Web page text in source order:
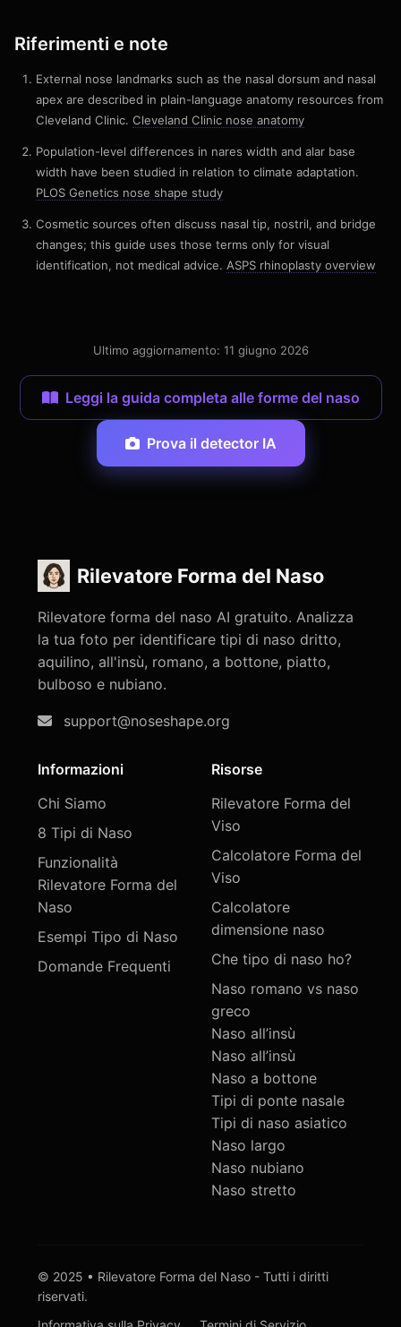
Riferimenti e note
External nose landmarks such as the nasal dorsum and nasal
apex are described in plain-language anatomy resources from
Cleveland Clinic. Cleveland Clinic nose anatomy
Population-level differences in nares width and alar base
width have been studied in relation to climate adaptation.
PLOS Genetics nose shape study
Cosmetic sources often discuss nasal tip, nostril, and bridge
changes; this guide uses those terms only for visual
identification, not medical advice. ASPS rhinoplasty overview
Ultimo aggiornamento: 11 giugno 2026
Leggi la guida completa alle forme del naso
Prova il detector IA
Rilevatore Forma del Naso
Rilevatore forma del naso AI gratuito. Analizza
la tua foto per identificare tipi di naso dritto,
aquilino, all'insù, romano, a bottone, piatto,
bulboso e nubiano.
support@noseshape.org
Informazioni
Chi Siamo
8 Tipi di Naso
Funzionalità
Rilevatore Forma del
Naso
Esempi Tipo di Naso
Domande Frequenti
Risorse
Rilevatore Forma del
Viso
Calcolatore Forma del
Viso
Calcolatore
dimensione naso
Che tipo di naso ho?
Naso romano vs naso
greco
Naso all’insù
Naso all’insù
Naso a bottone
Tipi di ponte nasale
Tipi di naso asiatico
Naso largo
Naso nubiano
Naso stretto
© 2025 • Rilevatore Forma del Naso - Tutti i diritti
riservati.